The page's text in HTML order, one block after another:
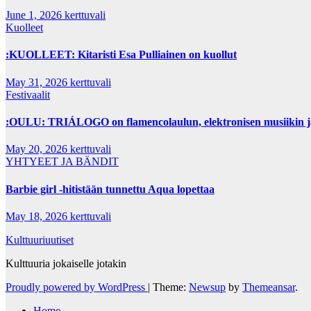
June 1, 2026 kerttuvali
Kuolleet
:KUOLLEET: Kitaristi Esa Pulliainen on kuollut
May 31, 2026 kerttuvali
Festivaalit
:OULU: TRIÁLOGO on flamencolaulun, elektronisen musiikin
May 20, 2026 kerttuvali
YHTYEET JA BÄNDIT
Barbie girl -hitistään tunnettu Aqua lopettaa
May 18, 2026 kerttuvali
Kulttuuriuutiset
Kulttuuria jokaiselle jotakin
Proudly powered by WordPress | Theme: Newsup by Themeansar.